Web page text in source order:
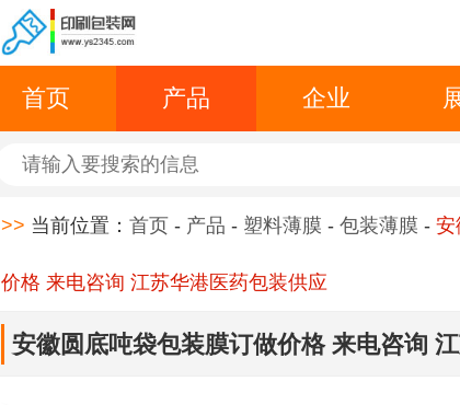
首页 产品 企业
>> 当前位置： 首页 - 产品 - 塑料薄膜 - 包装薄膜 - 安
价格 来电咨询 江苏华港医药包装供应
安徽圆底吨袋包装膜订做价格 来电咨询